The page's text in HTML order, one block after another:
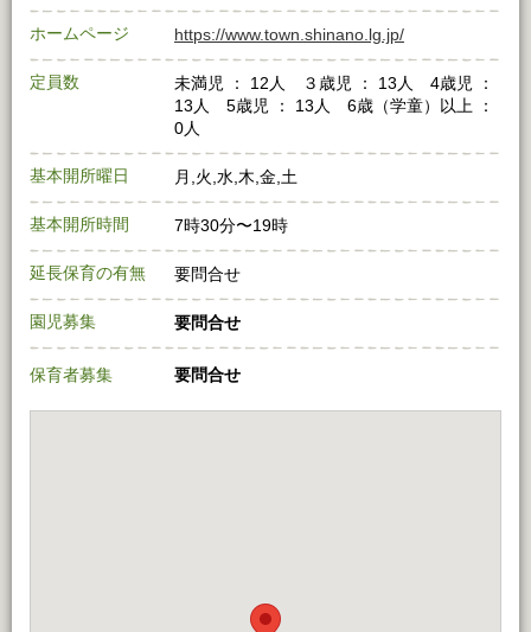
ホームページ https://www.town.shinano.lg.jp/
定員数
未満児 ： 12人 ３歳児 ： 13人 4歳児 ：
13人 5歳児 ： 13人 6歳（学童）以上 ：
0人
基本開所曜日 月,火,水,木,金,土
基本開所時間 7時30分〜19時
延長保育の有無 要問合せ
園児募集 要問合せ
保育者募集 要問合せ